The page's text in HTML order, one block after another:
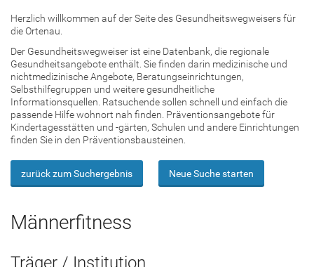
Herzlich willkommen auf der Seite des Gesundheitswegweisers für
die Ortenau.
Der Gesundheitswegweiser ist eine Datenbank, die regionale
Gesundheitsangebote enthält. Sie finden darin medizinische und
nichtmedizinische Angebote, Beratungseinrichtungen,
Selbsthilfegruppen und weitere gesundheitliche
Informationsquellen. Ratsuchende sollen schnell und einfach die
passende Hilfe wohnort nah finden. Präventionsangebote für
Kindertagesstätten und -gärten, Schulen und andere Einrichtungen
finden Sie in den Präventionsbausteinen.
zurück zum Suchergebnis Neue Suche starten
Männerfitness
Träger / Institution